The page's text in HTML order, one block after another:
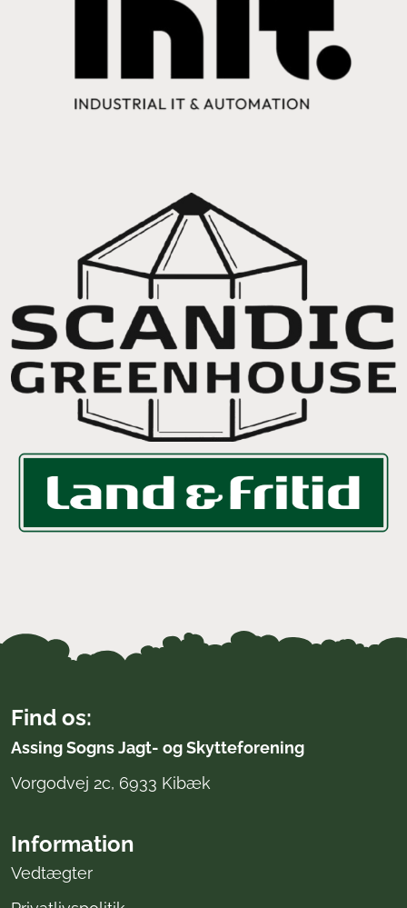
Find os:
Assing Sogns Jagt- og Skytteforening
Vorgodvej 2c, 6933 Kibæk
Information
Vedtægter